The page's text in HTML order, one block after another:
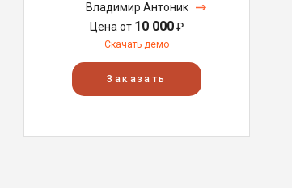
Владимир Антоник
Цена от 10 000₽
Скачать демо
Заказать